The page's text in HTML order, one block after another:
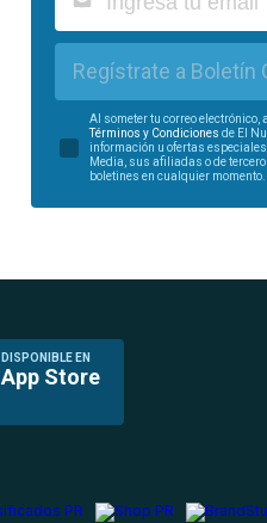
Regístrate a Boletín
Al someter tu correo electrónico,
Términos y Condiciones de El
información u ofertas
Media, sus afiliadas o de
boletines en cualquier momento.
DISPONIBLE EN
App Store